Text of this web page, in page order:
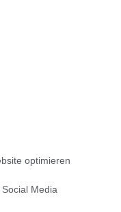
optimieren
Media